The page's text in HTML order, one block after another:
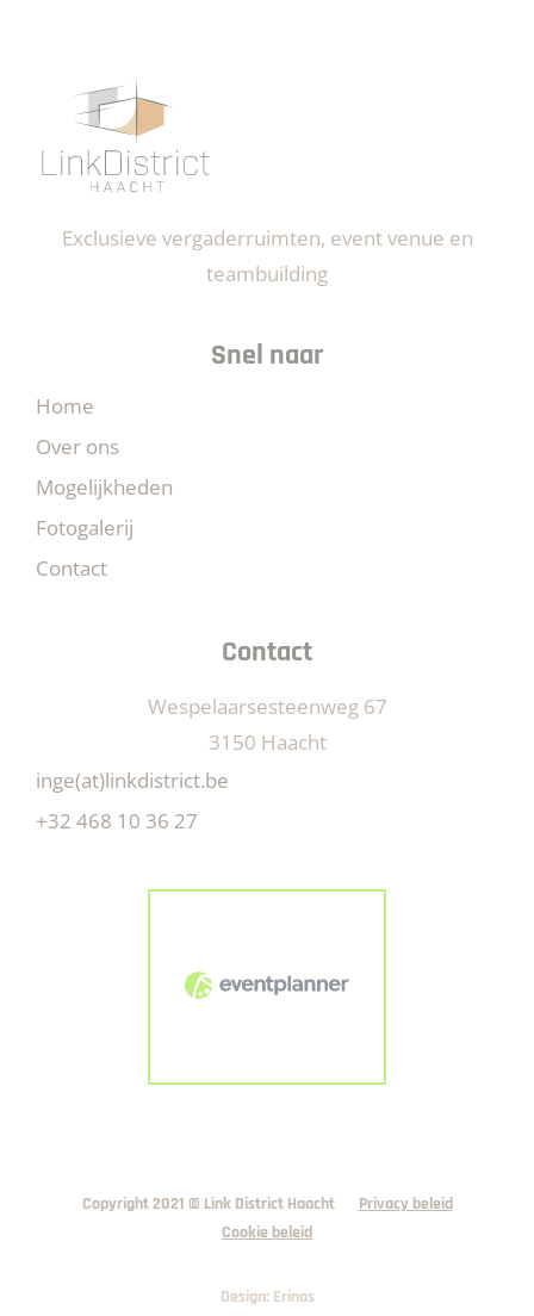
Exclusieve vergaderruimten, event venue en
teambuilding
Snel naar
Home
Over ons
Mogelijkheden
Fotogalerij
Contact
Contact
Wespelaarsesteenweg 67
3150 Haacht
inge(at)linkdistrict.be
+32 468 10 36 27
Copyright 2021 © Link District Haacht
Privacy beleid
Cookie beleid
Design: Erinas